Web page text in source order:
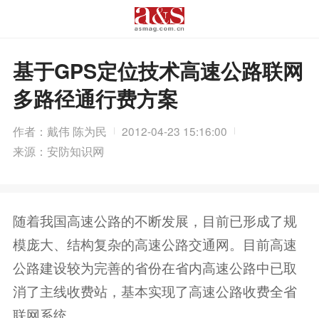
基于GPS定位技术高速公路联网
多路径通行费方案
作者：戴伟 陈为民
2012-04-23 15:16:00
来源：安防知识网
随着我国高速公路的不断发展，目前已形成了规
模庞大、结构复杂的高速公路交通网。目前高速
公路建设较为完善的省份在省内高速公路中已取
消了主线收费站，基本实现了高速公路收费全省
联网系统...